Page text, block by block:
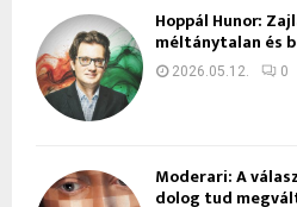
Hoppál Hunor:
méltánytalan és
2026.05.12. 0
Moderari: A
dolog tud